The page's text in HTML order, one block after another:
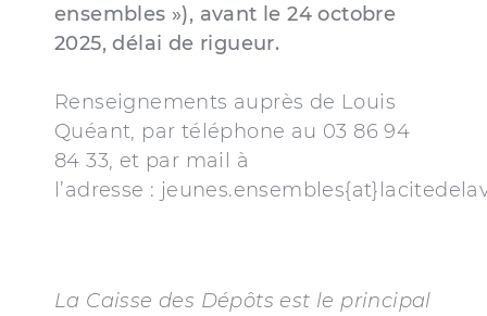
ensembles »), avant le 24 octobre
2025, délai de rigueur.
Renseignements auprès de Louis
Quéant, par téléphone au 03 86 94
84 33, et par mail à
l’adresse :
La Caisse des Dépôts est le principal